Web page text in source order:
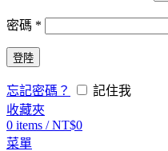
密碼 *
登陸
忘記密碼？
記住我
收藏夾
0 items / NT$0
菜單